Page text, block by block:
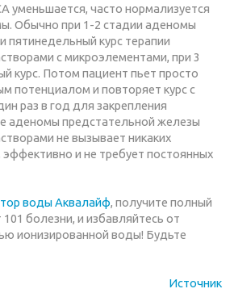
уменьшается, часто нормализуется
Обычно при 1-2 стадии аденомы
пятинедельный курс терапии
с микроэлементами, при 3
курс. Потом пациент пьет просто
потенциалом и повторяет курс с
раз в год для закрепления
аденомы предстательной железы
не вызывает никаких
и не требует постоянных
воды Аквалайф, получите полный
болезни, и избавляйтесь от
ионизированной воды! Будьте
Источник